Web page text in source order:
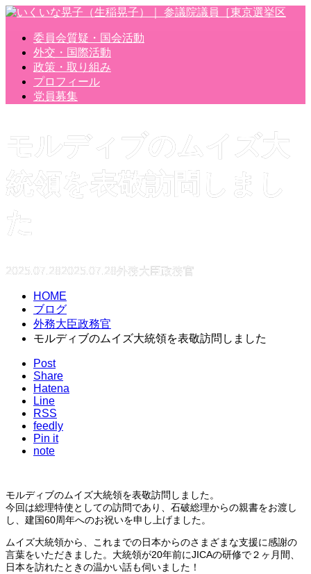
委員会質疑・国会活動
外交・国際活動
政策・取り組み
プロフィール
党員募集
モルディブのムイズ大
統領を表敬訪問しまし
た
2025.07.282025.07.28外務大臣政務官
HOME
ブログ
外務大臣政務官
モルディブのムイズ大統領を表敬訪問しました
Post
Share
Hatena
Line
RSS
feedly
Pin it
note
モルディブのムイズ大統領を表敬訪問しました。
今回は総理特使としての訪問であり、石破総理からの親書をお渡し
し、建国60周年へのお祝いを申し上げました。
ムイズ大統領から、これまでの日本からのさまざまな支援に感謝の
言葉をいただきました。大統領が20年前にJICAの研修で２ヶ月間、
日本を訪れたときの温かい話も伺いました！